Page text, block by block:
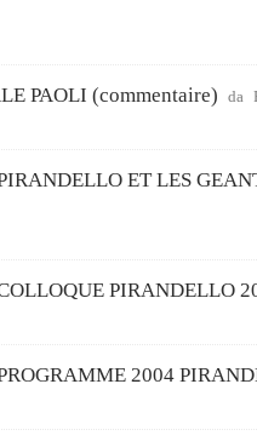
PAOLI (commentaire) da
ET LES
PIRANDELLO
2004